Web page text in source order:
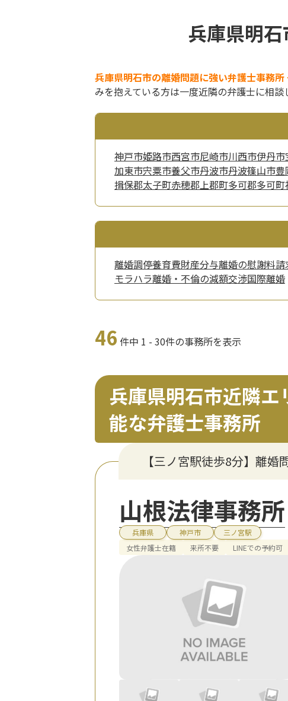
兵庫県明
兵庫県明石市の離婚問題に強い弁護士事務所
みを抱えている方は一度近隣の弁護士に相談
神戸市姫路市西宮市尼崎市川西市伊丹市
加東市宍粟市養父市丹波市丹波篠山市豊
揖保郡太子町赤穂郡上郡町多可郡多可町
離婚調停養育費財産分与離婚の慰謝料請
モラハラ離婚・不倫の減額交渉国際離婚
46 件中 1 - 30件の事務所を表示
兵庫県明石市近隣
能な弁護士事務所
【三ノ宮駅徒歩8分】離
山根法律事務所
兵庫県 神戸市
三ノ宮駅
女性弁護士在籍
来所不要 LINEでの予約可